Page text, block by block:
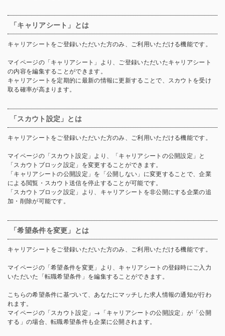
「キャリアシート」とは
キャリアシートをご登録いただいた方のみ、ご利用いただける機能です。
マイページの「キャリアシート」より、ご登録いただいたキャリアシート
の内容を編集することができます。
キャリアシートを定期的に最新の情報に更新することで、スカウトを受け
取る確率が高まります。
「スカウト設定」とは
キャリアシートをご登録いただいた方のみ、ご利用いただける機能です。
マイページの「スカウト設定」より、「キャリアシートの公開設定」と
「スカウトブロック設定」を変更することができます。
「キャリアシートの公開設定」を「公開しない」に変更することで、企業
による閲覧・スカウト送信を停止することが可能です。
「スカウトブロック設定」より、キャリアシートを非公開にする企業の追
加・削除が可能です。
「希望条件を変更」とは
キャリアシートをご登録いただいた方のみ、ご利用いただける機能です。
マイページの「希望条件を変更」より、キャリアシートの登録時にご入力
いただいた「転職希望条件」を編集することができます。
こちらの希望条件に基づいて、あなたにマッチした求人情報の通知が行わ
れます。
マイページの「スカウト設定」→「キャリアシートの公開設定」が「公開
する」の場合、転職希望条件も企業に公開されます。